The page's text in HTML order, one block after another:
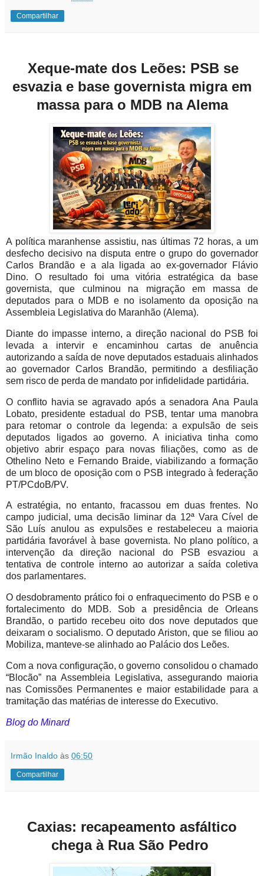
Compartilhar
Xeque-mate dos Leões: PSB se
esvazia e base governista migra em
massa para o MDB na Alema
A política maranhense assistiu, nas últimas 72 horas, a um
desfecho decisivo na disputa entre o grupo do governador
Carlos Brandão e a ala ligada ao ex-governador Flávio
Dino. O resultado foi uma vitória estratégica da base
governista, que culminou na migração em massa de
deputados para o MDB e no isolamento da oposição na
Assembleia Legislativa do Maranhão (Alema).
Diante do impasse interno, a direção nacional do PSB foi
levada a intervir e encaminhou cartas de anuência
autorizando a saída de nove deputados estaduais alinhados
ao governador Carlos Brandão, permitindo a desfiliação
sem risco de perda de mandato por infidelidade partidária.
O conflito havia se agravado após a senadora Ana Paula
Lobato, presidente estadual do PSB, tentar uma manobra
para retomar o controle da legenda: a expulsão de seis
deputados ligados ao governo. A iniciativa tinha como
objetivo abrir espaço para novas filiações, como as de
Othelino Neto e Fernando Braide, viabilizando a formação
de um bloco de oposição com o PSB integrado à federação
PT/PCdoB/PV.
A estratégia, no entanto, fracassou em duas frentes. No
campo judicial, uma decisão liminar da 12ª Vara Cível de
São Luís anulou as expulsões e restabeleceu a maioria
partidária favorável à base governista. No plano político, a
intervenção da direção nacional do PSB esvaziou a
tentativa de controle interno ao autorizar a saída coletiva
dos parlamentares.
O desdobramento prático foi o enfraquecimento do PSB e o
fortalecimento do MDB. Sob a presidência de Orleans
Brandão, o partido recebeu oito dos nove deputados que
deixaram o socialismo. O deputado Ariston, que se filiou ao
Mobiliza, manteve-se alinhado ao Palácio dos Leões.
Com a nova configuração, o governo consolidou o chamado
“Blocão” na Assembleia Legislativa, assegurando maioria
nas Comissões Permanentes e maior estabilidade para a
tramitação das matérias de interesse do Executivo.
Blog do Minard
Irmão Inaldo às 06:50
Compartilhar
Caxias: recapeamento asfáltico
chega à Rua São Pedro